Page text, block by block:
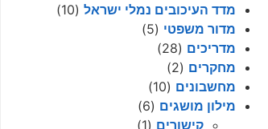
מדד העיכובים נמלי ישראל (10)
מדור משפטי (5)
מדריכים (28)
מחקרים (2)
מחשבונים (10)
מילון מושגים (6)
קישורים (1)